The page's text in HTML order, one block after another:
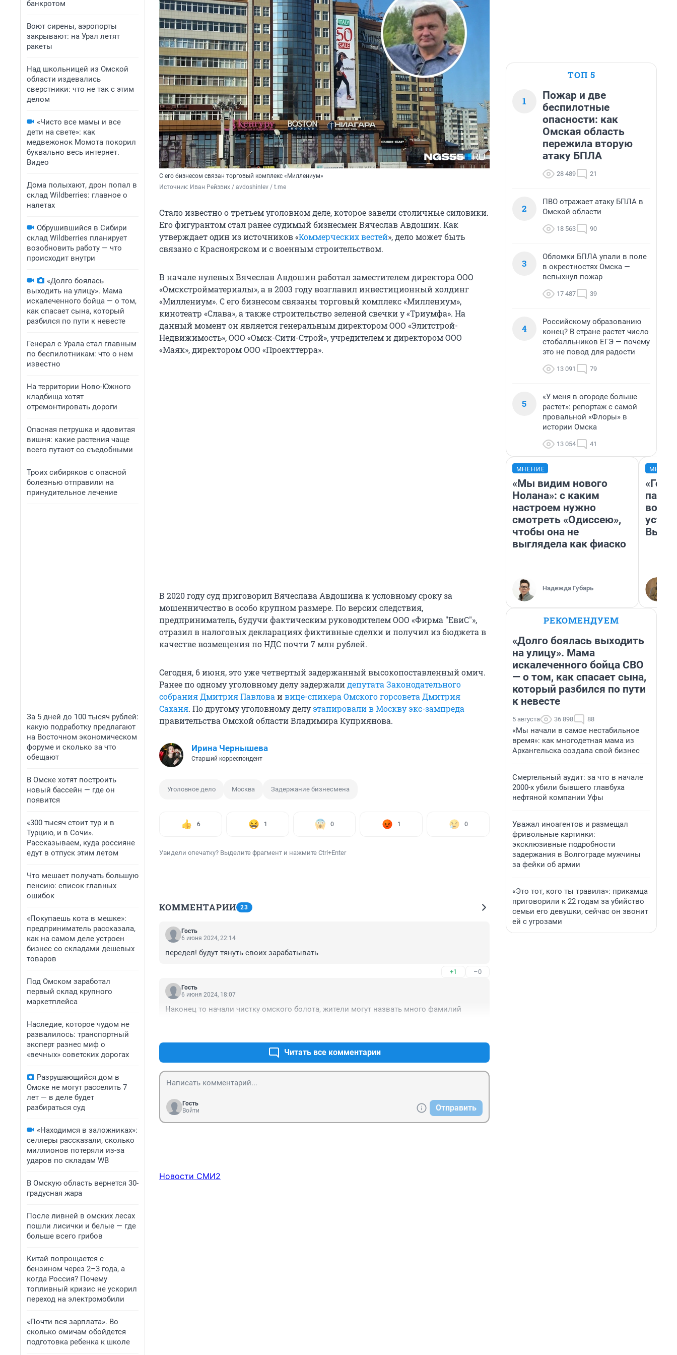
банкротом
Воют сирены, аэропорты
закрывают: на Урал летят
ракеты
Над школьницей из Омской
области издевались
сверстники: что не так с этим
делом
«Чисто все мамы и все
дети на свете»: как
медвежонок Момота покорил
буквально весь интернет.
Видео
Дома полыхают, дрон попал в
склад Wildberries: главное о
налетах
Обрушившийся в Сибири
склад Wildberries планирует
возобновить работу — что
происходит внутри
«Долго боялась
выходить на улицу». Мама
искалеченного бойца — о том,
как спасает сына, который
разбился по пути к невесте
Генерал с Урала стал главным
по беспилотникам: что о нем
известно
На территории Ново-Южного
кладбища хотят
отремонтировать дороги
Опасная петрушка и ядовитая
вишня: какие растения чаще
всего путают со съедобными
Троих сибиряков с опасной
болезнью отправили на
принудительное лечение
За 5 дней до 100 тысяч рублей:
какую подработку предлагают
на Восточном экономическом
форуме и сколько за что
обещают
В Омске хотят построить
новый бассейн — где он
появится
«300 тысяч стоит тур и в
Турцию, и в Сочи».
Рассказываем, куда россияне
едут в отпуск этим летом
Что мешает получать большую
пенсию: список главных
ошибок
«Покупаешь кота в мешке»:
предприниматель рассказала,
как на самом деле устроен
бизнес со складами дешевых
товаров
Под Омском заработал
первый склад крупного
маркетплейса
Наследие, которое чудом не
развалилось: транспортный
эксперт разнес миф о
«вечных» советских дорогах
Разрушающийся дом в
Омске не могут расселить 7
лет — в деле будет
разбираться суд
«Находимся в заложниках»:
селлеры рассказали, сколько
миллионов потеряли из-за
ударов по складам WB
В Омскую область вернется 30-
градусная жара
После ливней в омских лесах
пошли лисички и белые — где
больше всего грибов
Китай попрощается с
бензином через 2–3 года, а
когда Россия? Почему
топливный кризис не ускорил
переход на электромобили
«Почти вся зарплата». Во
сколько омичам обойдется
подготовка ребенка к школе
С его бизнесом связан торговый комплекс «Миллениум»
Источник: Иван Рейзвих / avdoshinlev / t.me
Стало известно о третьем уголовном деле, которое завели столичные силовики.
Его фигурантом стал ранее судимый бизнесмен Вячеслав Авдошин. Как
утверждает один из источников «Коммерческих вестей», дело может быть
связано с Красноярском и с военным строительством.
В начале нулевых Вячеслав Авдошин работал заместителем директора ООО
«Омскстройматериалы», а в 2003 году возглавил инвестиционный холдинг
«Миллениум». С его бизнесом связаны торговый комплекс «Миллениум»,
кинотеатр «Слава», а также строительство зеленой свечки у «Триумфа». На
данный момент он является генеральным директором ООО «Элитстрой-
Недвижимость», ООО «Омск-Сити-Строй», учредителем и директором ООО
«Маяк», директором ООО «Проекттерра».
В 2020 году суд приговорил Вячеслава Авдошина к условному сроку за
мошенничество в особо крупном размере. По версии следствия,
предприниматель, будучи фактическим руководителем ООО «Фирма "ЕвиС"»,
отразил в налоговых декларациях фиктивные сделки и получил из бюджета в
качестве возмещения по НДС почти 7 млн рублей.
Сегодня, 6 июня, это уже четвертый задержанный высокопоставленный омич.
Ранее по одному уголовному делу задержалидепутата Законодательного
собрания Дмитрия Павлова ивице-спикера Омского горсовета Дмитрия
Саханя. По другому уголовному делуэтапировали в Москву экс-зампреда
правительства Омской области Владимира Куприянова.
Ирина Чернышева
Старший корреспондент
Уголовное дело Москва Задержание бизнесмена
6 1 0 1 0
Увидели опечатку? Выделите фрагмент и нажмите Ctrl+Enter
КОММЕНТАРИИ 23
Гость
6 июня 2024, 22:14
передел! будут тянуть своих зарабатывать
+1 –0
Гость
6 июня 2024, 18:07
Наконец то начали чистку омского болота, жители могут назвать много фамилий
Читать все комментарии
Гость
Войти
Отправить
Новости СМИ2
ТОП 5
1
Пожар и две
беспилотные
опасности: как
Омская область
пережила вторую
атаку БПЛА
28 489 21
2
ПВО отражает атаку БПЛА в
Омской области
18 563 90
3
Обломки БПЛА упали в поле
в окрестностях Омска —
вспыхнул пожар
17 487 39
4
Российскому образованию
конец? В стране растет число
стобалльников ЕГЭ — почему
это не повод для радости
13 091 79
5
«У меня в огороде больше
растет»: репортаж с самой
провальной «Флоры» в
истории Омска
13 054 41
МНЕНИЕ
«Мы видим нового
Нолана»: с каким
настроем нужно
смотреть «Одиссею»,
чтобы она не
выглядела как фиаско
Надежда Губарь
РЕКОМЕНДУЕМ
«Долго боялась выходить
на улицу». Мама
искалеченного бойца СВО
— о том, как спасает сына,
который разбился по пути
к невесте
5 августа 36 898 88
«Мы начали в самое нестабильное
время»: как многодетная мама из
Архангельска создала свой бизнес
Смертельный аудит: за что в начале
2000-х убили бывшего главбуха
нефтяной компании Уфы
Уважал иноагентов и размещал
фривольные картинки:
эксклюзивные подробности
задержания в Волгограде мужчины
за фейки об армии
«Это тот, кого ты травила»: прикамца
приговорили к 22 годам за убийство
семьи его девушки, сейчас он звонит
ей с угрозами